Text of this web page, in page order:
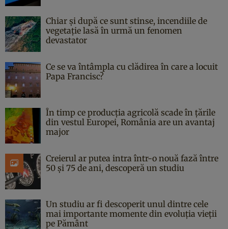
Chiar și după ce sunt stinse, incendiile de
vegetație lasă în urmă un fenomen
devastator
Ce se va întâmpla cu clădirea în care a locuit
Papa Francisc?
În timp ce producția agricolă scade în țările
din vestul Europei, România are un avantaj
major
Creierul ar putea intra într-o nouă fază între
50 și 75 de ani, descoperă un studiu
Un studiu ar fi descoperit unul dintre cele
mai importante momente din evoluția vieții
pe Pământ